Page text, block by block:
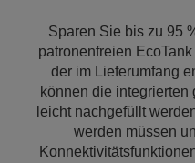
Sparen Sie bis zu 95
patronenfreien
der im Lieferumfang
können die
leicht nachgefüllt
werden müssen